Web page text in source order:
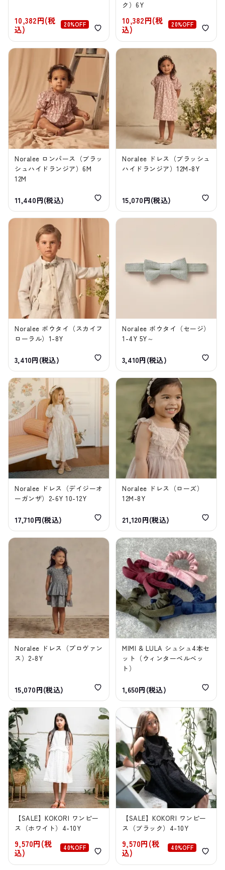
10,382円(税
込)
20%OFF
ク）6Y
10,382円(税
込)
20%OFF
Noralee ロンパース（ブラッ
シュハイドランジア）6M
12M
11,440円(税込)
Noralee ドレス（ブラッシュ
ハイドランジア）12M-8Y
15,070円(税込)
Noralee ボウタイ（スカイフ
ローラル）1-8Y
3,410円(税込)
Noralee ボウタイ（セージ）
1-4Y 5Y～
3,410円(税込)
Noralee ドレス（デイジーオ
ーガンザ）2-6Y 10-12Y
17,710円(税込)
Noralee ドレス（ローズ）
12M-8Y
21,120円(税込)
Noralee ドレス（プロヴァン
ス）2-8Y
15,070円(税込)
MIMI & LULA シュシュ4本セ
ット（ウィンターベルベッ
ト）
1,650円(税込)
【SALE】KOKORI ワンピー
ス（ホワイト）4-10Y
9,570円(税
込)
40%OFF
【SALE】KOKORI ワンピー
ス（ブラック）4-10Y
9,570円(税
込)
40%OFF